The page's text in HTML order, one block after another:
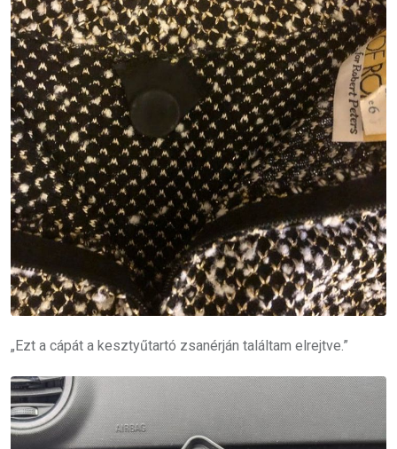
„Ezt a cápát a kesztyűtartó zsanérján találtam elrejtve.”